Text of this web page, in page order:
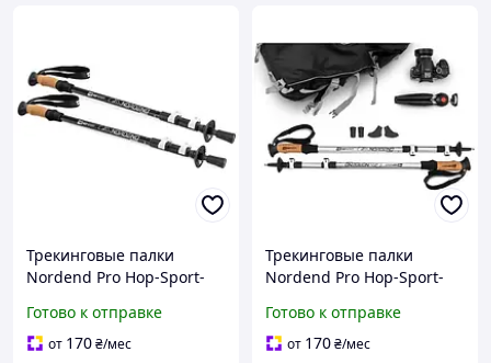
Трекинговые палки
Nordend Pro Hop-Sport-
Готово к отправке
от 170₴/мес
Трекинговые палки
Nordend Pro Hop-Sport-
Готово к отправке
от 170₴/мес